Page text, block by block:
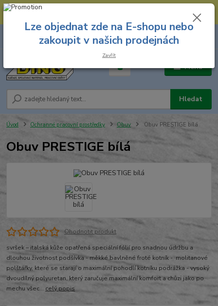
--- Spojovací materiál: 774 431 045 --- Prodejna nářadí: 731 449 423 --
Menu
Hledat
8.00 hod. - 16.00 hod.
za
Úvod Ochranné pracovní prostředky Obuv Obuv PRESTIGE bílá
Obuv PRESTIGE bílá
Ohodnotit produkt
svršek – italská kůže opatřená speciální fólií pro snadnou údržbu a
dlouhou životnost podšívka - měkké bavlněné froté kotník - molitanové
polštářky, které se starají o maximální pohodlí kotníku podrážka - vysoký
dvoudílný polyuretan, který zaručuje maximální komfort a chůzi jako po
mechu všec... celý popis
Lze objednat zde na E-shopu nebo
zakoupit v našich prodejnách
Zavřít